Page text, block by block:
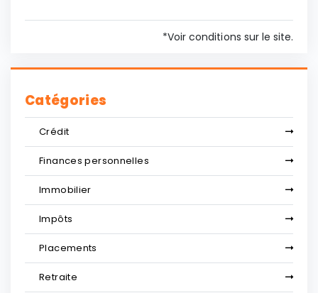
*Voir conditions sur le site.
Catégories
Crédit
Finances personnelles
Immobilier
Impôts
Placements
Retraite